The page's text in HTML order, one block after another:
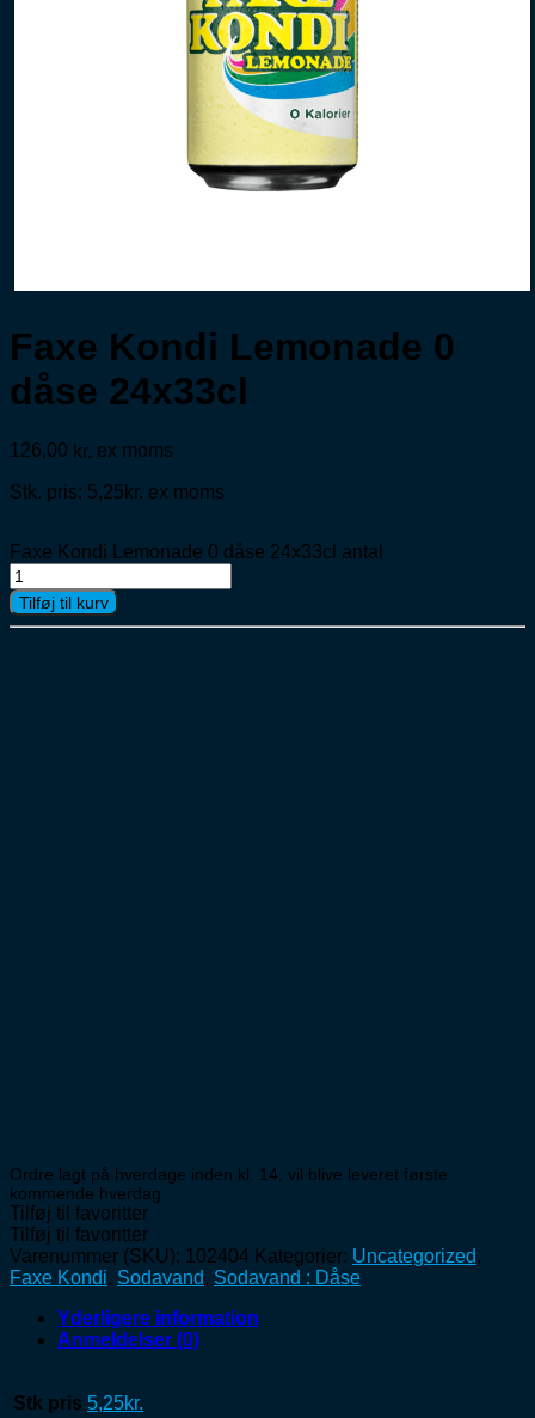
Faxe Kondi Lemonade 0
dåse 24x33cl
126,00 kr. ex moms
Stk. pris: 5,25kr. ex moms
Faxe Kondi Lemonade 0 dåse 24x33cl antal
Tilføj til kurv
Ordre lagt på hverdage inden kl. 14, vil blive leveret første
kommende hverdag
Tilføj til favoritter
Tilføj til favoritter
Varenummer (SKU): 102404 Kategorier: Uncategorized,
Faxe Kondi, Sodavand, Sodavand : Dåse
Yderligere information
Anmeldelser (0)
Stk pris 5,25kr.